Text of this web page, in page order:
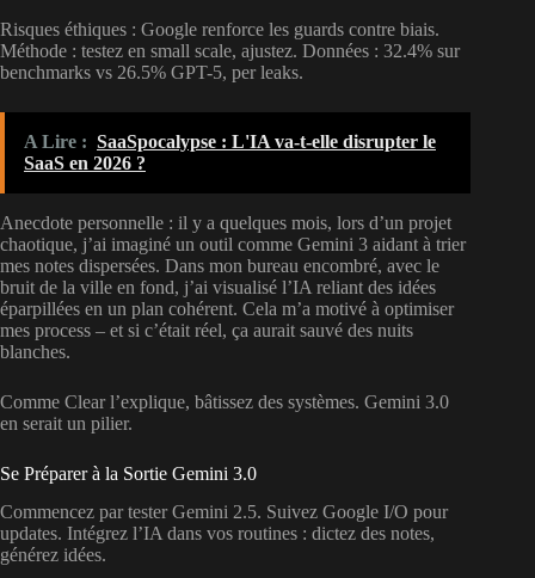
Risques éthiques : Google renforce les guards contre biais.
Méthode : testez en small scale, ajustez. Données : 32.4% sur
benchmarks vs 26.5% GPT-5, per leaks.
A Lire : SaaSpocalypse : L'IA va-t-elle disrupter le
SaaS en 2026 ?
Anecdote personnelle : il y a quelques mois, lors d’un projet
chaotique, j’ai imaginé un outil comme Gemini 3 aidant à trier
mes notes dispersées. Dans mon bureau encombré, avec le
bruit de la ville en fond, j’ai visualisé l’IA reliant des idées
éparpillées en un plan cohérent. Cela m’a motivé à optimiser
mes process – et si c’était réel, ça aurait sauvé des nuits
blanches.
Comme Clear l’explique, bâtissez des systèmes. Gemini 3.0
en serait un pilier.
Se Préparer à la Sortie Gemini 3.0
Commencez par tester Gemini 2.5. Suivez Google I/O pour
updates. Intégrez l’IA dans vos routines : dictez des notes,
générez idées.